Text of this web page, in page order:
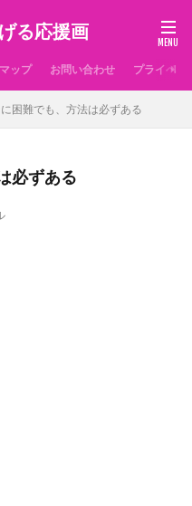
る応援画
ップ お問い合わせ プライベー
困難でも、方法は必ずある
必ずある